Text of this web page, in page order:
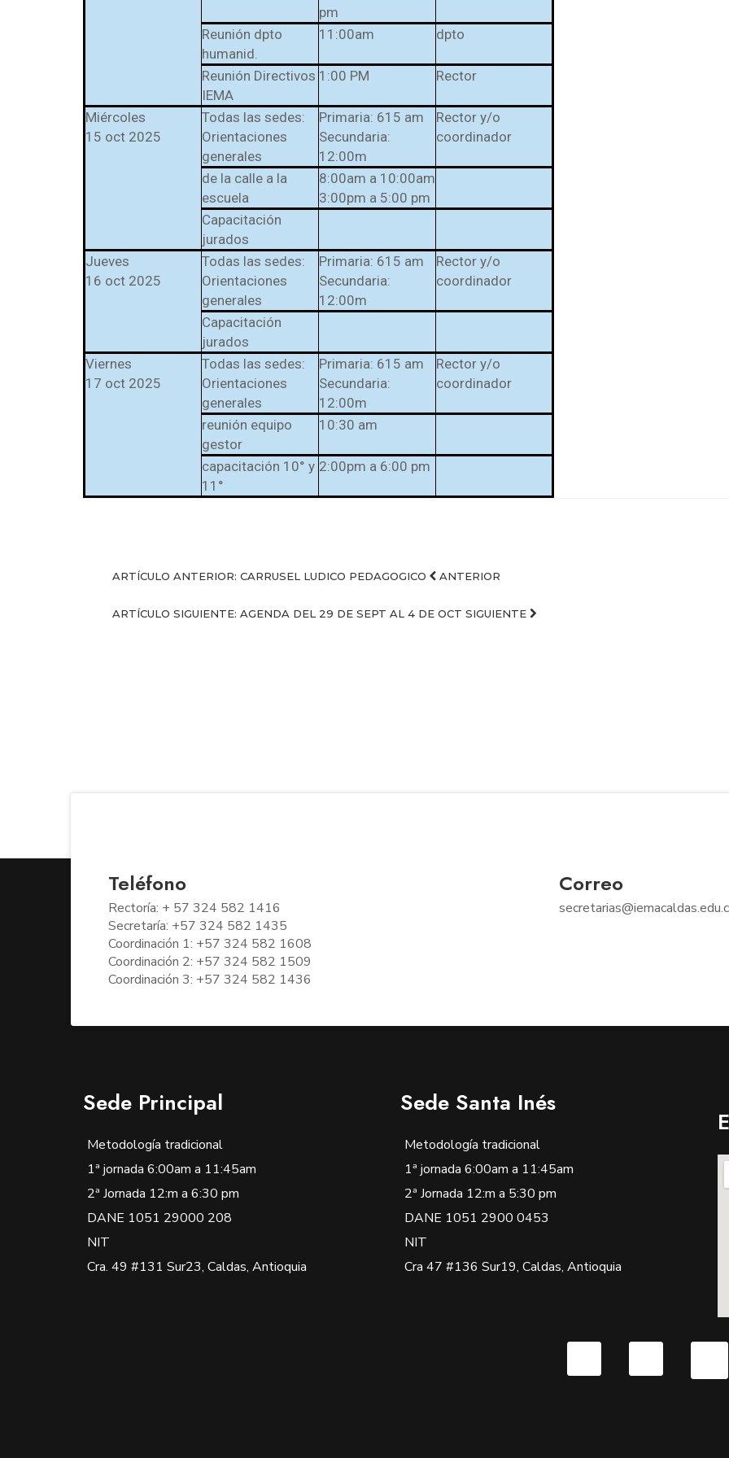
pm
Reunión dpto
humanid.
11:00am dpto
Reunión Directivos
IEMA
1:00 PM Rector
Miércoles
15 oct 2025
Todas las sedes:
Orientaciones
generales
Primaria: 615 am
Secundaria:
12:00m
Rector y/o
coordinador
de la calle a la
escuela
8:00am a 10:00am
3:00pm a 5:00 pm
Capacitación
jurados
Jueves
16 oct 2025
Todas las sedes:
Orientaciones
generales
Primaria: 615 am
Secundaria:
12:00m
Rector y/o
coordinador
Capacitación
jurados
Viernes
17 oct 2025
Todas las sedes:
Orientaciones
generales
Primaria: 615 am
Secundaria:
12:00m
Rector y/o
coordinador
reunión equipo
gestor
10:30 am
capacitación 10° y
11°
2:00pm a 6:00 pm
ARTÍCULO ANTERIOR: CARRUSEL LUDICO PEDAGOGICO ANTERIOR
ARTÍCULO SIGUIENTE: AGENDA DEL 29 DE SEPT AL 4 DE OCT SIGUIENTE
Teléfono
Rectoría: + 57 324 582 1416
Secretaría: +57 324 582 1435
Coordinación 1: +57 324 582 1608
Coordinación 2: +57 324 582 1509
Coordinación 3: +57 324 582 1436
Correo
Sede Principal
Metodología tradicional
1ª jornada 6:00am a 11:45am
2ª Jornada 12:m a 6:30 pm
DANE 1051 29000 208
NIT
Cra. 49 #131 Sur23, Caldas, Antioquia
Sede Santa Inés
Metodología tradicional
1ª jornada 6:00am a 11:45am
2ª Jornada 12:m a 5:30 pm
DANE 1051 2900 0453
NIT
Cra 47 #136 Sur19, Caldas, Antioquia